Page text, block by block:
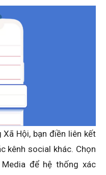
Hội, bạn điền liên kết
kênh social khác. Chọn
để hệ thống xác